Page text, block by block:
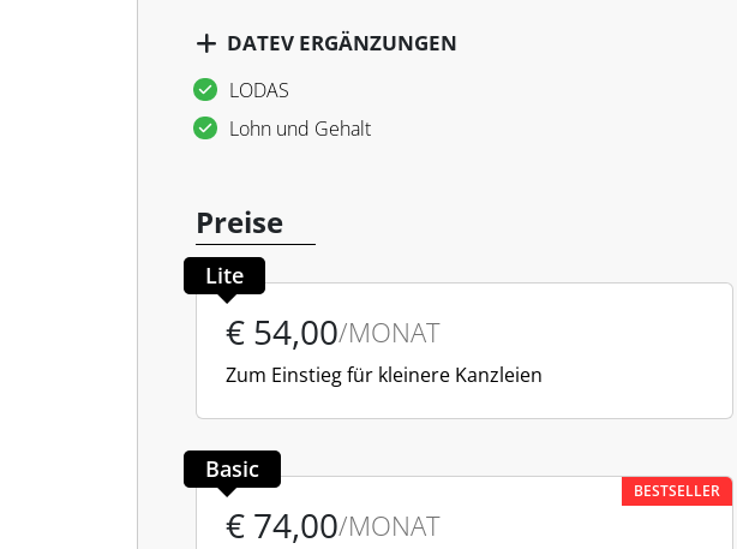
DATEV ERGÄNZUNGEN
LODAS
Lohn und Gehalt
Preise
Lite
€ 54,00/MONAT
Zum Einstieg für kleinere Kanzleien
Basic
BESTSELLER
€ 74,00/MONAT